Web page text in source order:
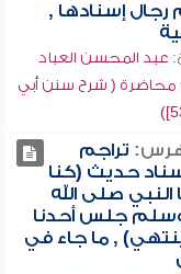
رجال إسنادها ,
عبد المحسن العباد
محاضرة ( شرح سنن أبي
تراجم
حديث (كنا
النبي صلى الله
جلس أحدنا
, ما جاء في